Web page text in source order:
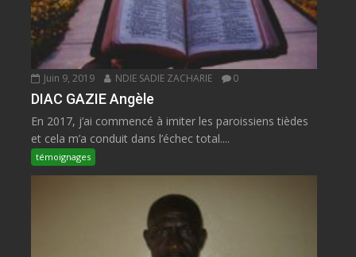
Juin 9, 2019 NDIE SADIE ZACHARIE 0
DIAC GAZIE Angèle
En 2017, j’ai commencé à imiter les paroissiens tièdes
et cela m’a conduit dans l’échec total....
témoignages